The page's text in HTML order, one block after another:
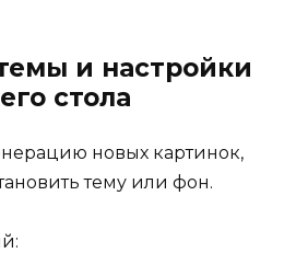
и настройки
стола
новых картинок,
тему или фон.